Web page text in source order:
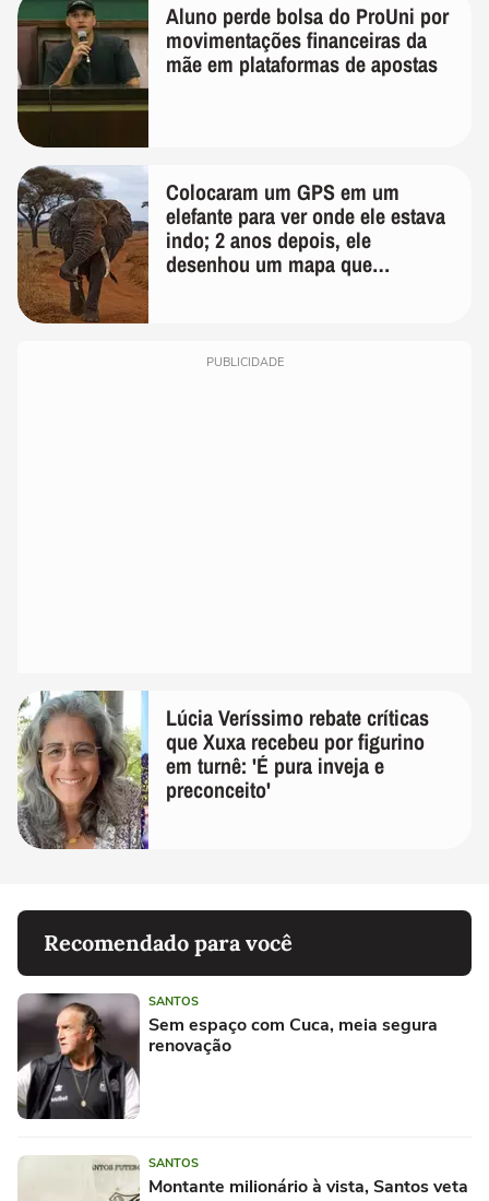
Aluno perde bolsa do ProUni por
movimentações financeiras da
mãe em plataformas de apostas
Colocaram um GPS em um
elefante para ver onde ele estava
indo; 2 anos depois, ele
desenhou um mapa que
PUBLICIDADE
Lúcia Veríssimo rebate críticas
que Xuxa recebeu por figurino
em turnê: 'É pura inveja e
preconceito'
Recomendado para você
SANTOS
Sem espaço com Cuca, meia segura
renovação
SANTOS
Montante milionário à vista, Santos veta